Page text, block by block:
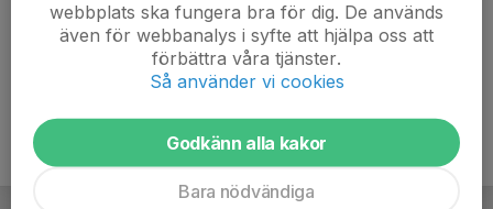
Titel
Ledare
36 år
webbplats ska fungera bra för dig. De används
även för webbanalys i syfte att hjälpa oss att
förbättra våra tjänster.
Så använder vi cookies
Godkänn alla kakor
Bara nödvändiga